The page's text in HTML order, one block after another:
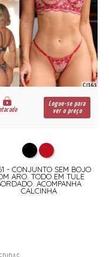
Logue-se para
ver o preço
- CONJUNTO SEM BOJO
ARO. TODO EM TULE
ACOMPANHA
CALCINHA